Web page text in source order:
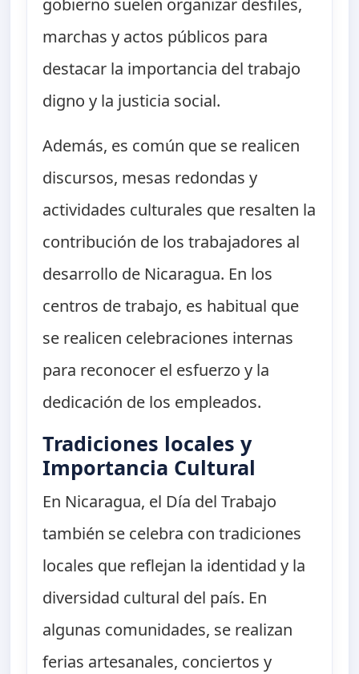
marchas y actos públicos para
destacar la importancia del trabajo
digno y la justicia social.
Además, es común que se realicen
discursos, mesas redondas y
actividades culturales que resalten la
contribución de los trabajadores al
desarrollo de Nicaragua. En los
centros de trabajo, es habitual que
se realicen celebraciones internas
para reconocer el esfuerzo y la
dedicación de los empleados.
Tradiciones locales y
Importancia Cultural
En Nicaragua, el Día del Trabajo
también se celebra con tradiciones
locales que reflejan la identidad y la
diversidad cultural del país. En
algunas comunidades, se realizan
ferias artesanales, conciertos y